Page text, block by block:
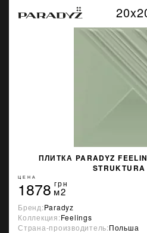
ПЛИТКА PARADYZ
ЦЕНА
1878 грн
м2
Бренд:Paradyz
Коллекция:Feelings
Страна-производитель:Польша